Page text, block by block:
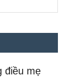
điều mẹ